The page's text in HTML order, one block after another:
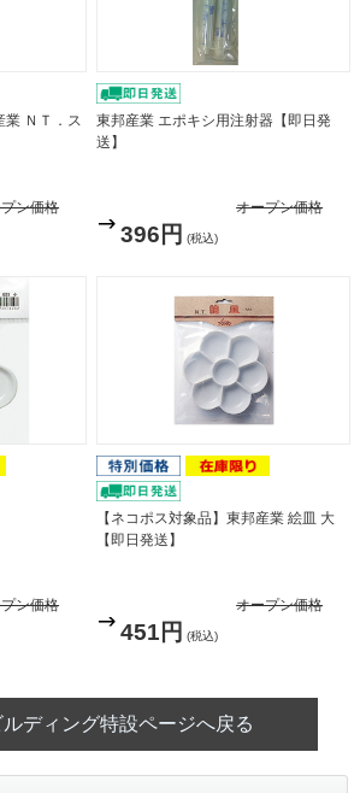
業 ＮＴ．ス
ン価格
東邦産業 エポキシ用注射器【即日発
送】
オープン価格
396円 (税込)
ン価格
【ネコポス対象品】東邦産業 絵皿 大
【即日発送】
オープン価格
451円 (税込)
ルディング特設ページへ戻る